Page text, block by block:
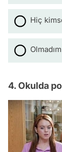
Hiç
4. Okulda